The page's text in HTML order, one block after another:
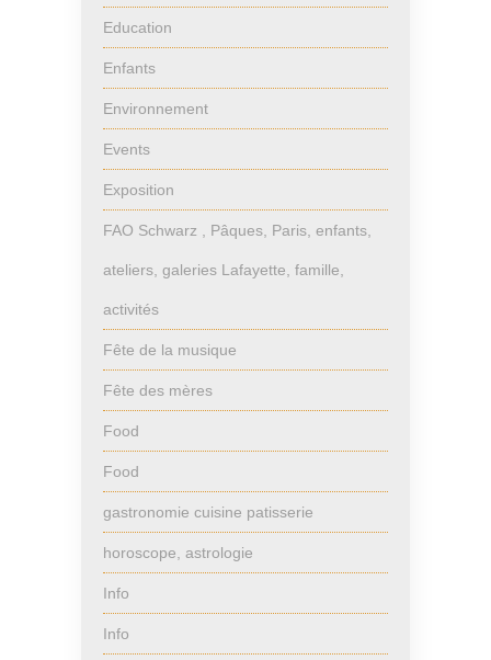
Education
Enfants
Environnement
Events
Exposition
FAO Schwarz , Pâques, Paris, enfants,
ateliers, galeries Lafayette, famille,
activités
Fête de la musique
Fête des mères
Food
Food
gastronomie cuisine patisserie
horoscope, astrologie
Info
Info